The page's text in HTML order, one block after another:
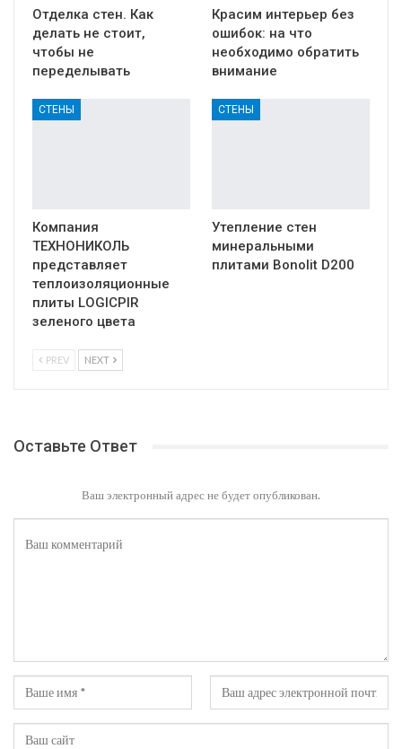
Отделка стен. Как
делать не стоит,
чтобы не
переделывать
Красим интерьер без
ошибок: на что
необходимо обратить
внимание
СТЕНЫ
Компания
ТЕХНОНИКОЛЬ
представляет
теплоизоляционные
плиты LOGICPIR
зеленого цвета
СТЕНЫ
Утепление стен
минеральными
плитами Bonolit D200
PREV NEXT
Оставьте Ответ
Ваш электронный адрес не будет опубликован.